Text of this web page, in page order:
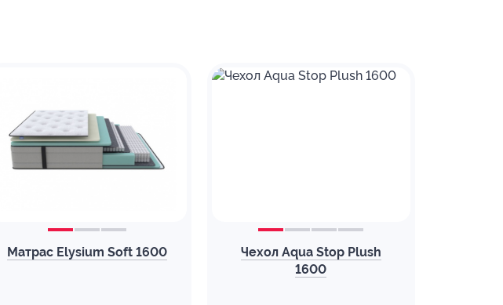
Матрас Elysium Soft 1600
Чехол Aqua Stop Plush
1600